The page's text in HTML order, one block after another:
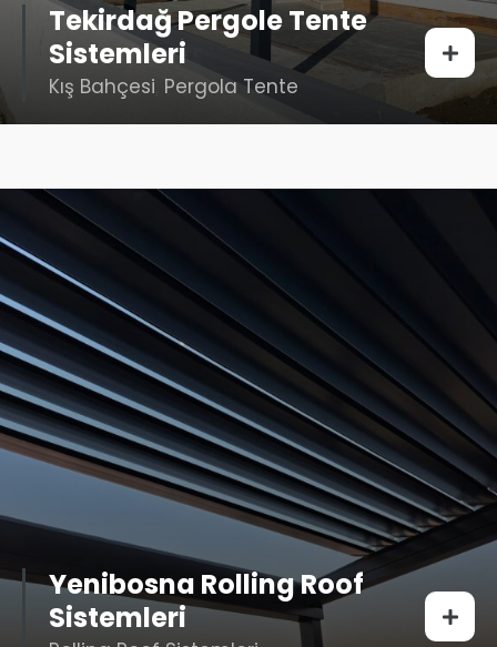
Tekirdağ Pergole Tente
Sistemleri
Kış Bahçesi Pergola Tente
Yenibosna Rolling Roof
Sistemleri